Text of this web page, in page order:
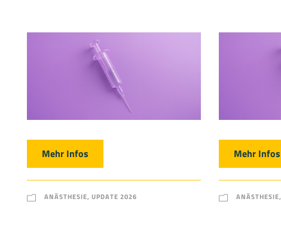
Mehr Infos
ANÄSTHESIE, UPDATE 2026
Mehr Infos
ANÄSTHESIE,